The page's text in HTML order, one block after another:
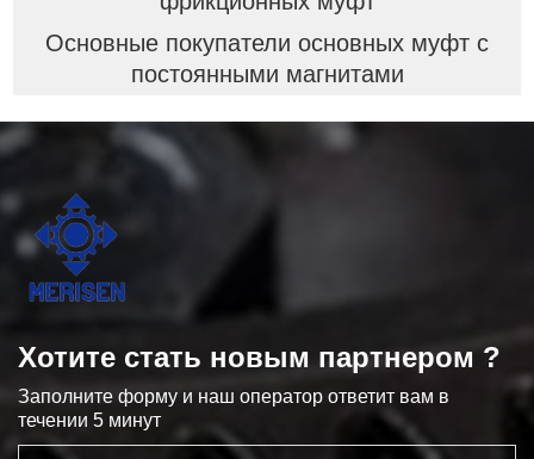
Основные покупатели основных муфт с
постоянными магнитами
Хотите стать новым партнером ?
Заполните форму и наш оператор ответит вам в
течении 5 минут